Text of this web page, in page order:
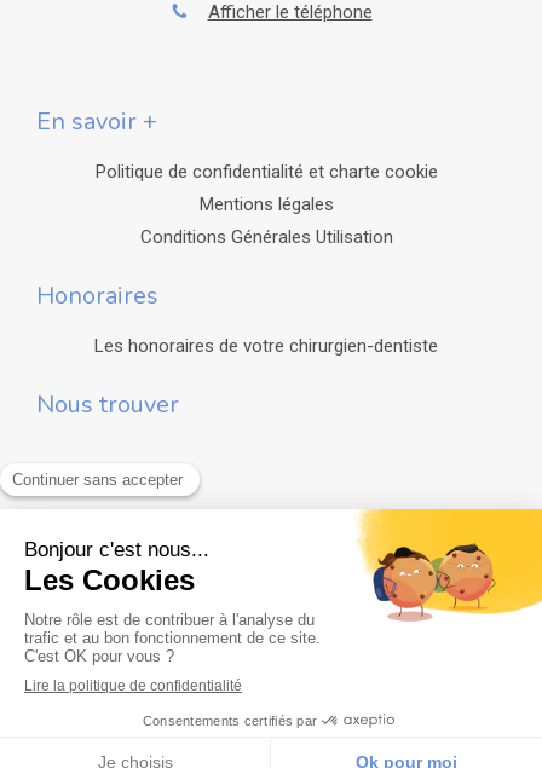
Afficher le téléphone
En savoir +
Politique de confidentialité et charte cookie
Mentions légales
Conditions Générales Utilisation
Honoraires
Les honoraires de votre chirurgien-dentiste
Nous trouver
Création par